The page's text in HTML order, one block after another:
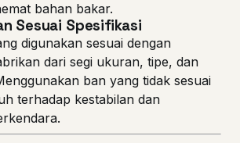
bahan bakar.
Sesuai Spesifikasi
digunakan sesuai dengan
dari segi ukuran, tipe, dan
ban yang tidak sesuai
terhadap kestabilan dan